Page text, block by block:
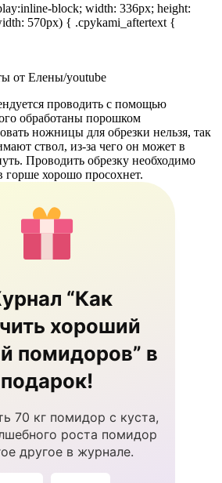
block; width: 336px; height:
570px) { .cpykami_aftertext {
от Елены/youtube
проводить с помощью
обработаны порошком
ножницы для обрезки нельзя, так
ствол, из-за чего он может в
Проводить обрезку необходимо
горше хорошо просохнет.
“Как
хороший
помидоров” в
подарок!
70 кг помидор с куста,
роста помидор
другое в журнале.